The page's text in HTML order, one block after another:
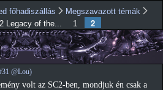
a
főhadiszállás
Megszavazott témák
Legacy of the...
1 2
@Lou)
volt az SC2-ben, mondjuk én csak a